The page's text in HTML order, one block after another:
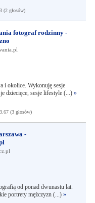
głosów)
fotograf rodzinny -
i okolice. Wykonuję sesje
dziecięce, sesje lifestyle (...) »
(3 głosów)
-
od ponad dwunastu lat.
portrety mężczyzn (...) »